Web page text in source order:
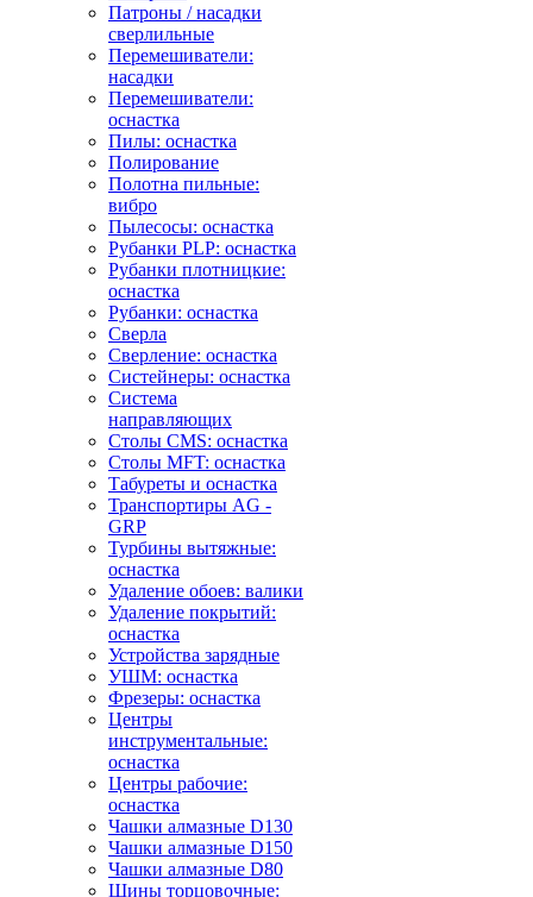
Патроны / насадки
сверлильные
Перемешиватели:
насадки
Перемешиватели:
оснастка
Пилы: оснастка
Полирование
Полотна пильные:
вибро
Пылесосы: оснастка
Рубанки PLP: оснастка
Рубанки плотницкие:
оснастка
Рубанки: оснастка
Сверла
Сверление: оснастка
Систейнеры: оснастка
Система
направляющих
Столы CMS: оснастка
Столы MFT: оснастка
Табуреты и оснастка
Транспортиры AG -
GRP
Турбины вытяжные:
оснастка
Удаление обоев: валики
Удаление покрытий:
оснастка
Устройства зарядные
УШМ: оснастка
Фрезеры: оснастка
Центры
инструментальные:
оснастка
Центры рабочие:
оснастка
Чашки алмазные D130
Чашки алмазные D150
Чашки алмазные D80
Шины торцовочные: